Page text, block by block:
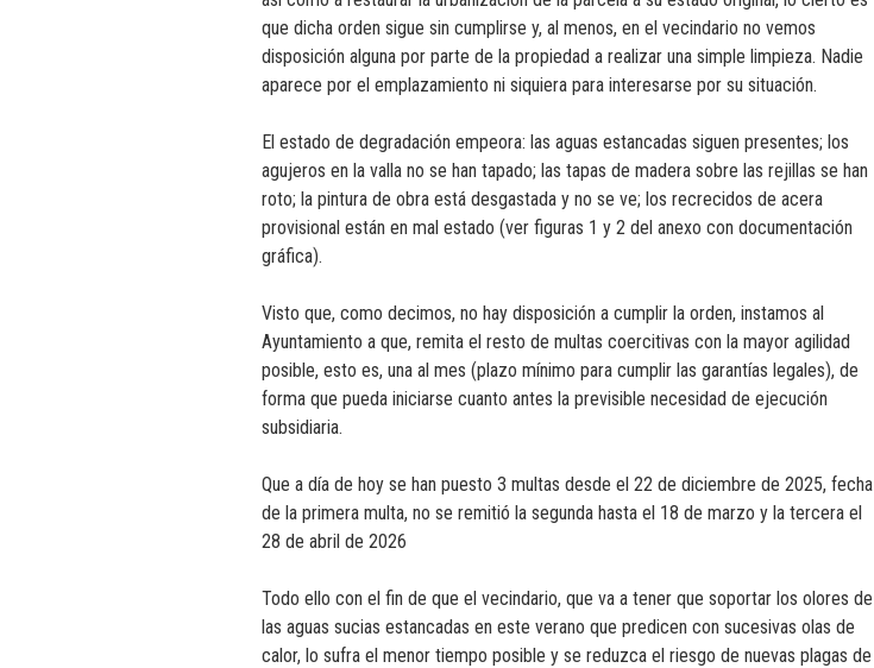
que dicha orden sigue sin cumplirse y, al menos, en el vecindario no vemos
disposición alguna por parte de la propiedad a realizar una simple limpieza. Nadie
aparece por el emplazamiento ni siquiera para interesarse por su situación.
El estado de degradación empeora: las aguas estancadas siguen presentes; los
agujeros en la valla no se han tapado; las tapas de madera sobre las rejillas se han
roto; la pintura de obra está desgastada y no se ve; los recrecidos de acera
provisional están en mal estado (ver figuras 1 y 2 del anexo con documentación
gráfica).
Visto que, como decimos, no hay disposición a cumplir la orden, instamos al
Ayuntamiento a que, remita el resto de multas coercitivas con la mayor agilidad
posible, esto es, una al mes (plazo mínimo para cumplir las garantías legales), de
forma que pueda iniciarse cuanto antes la previsible necesidad de ejecución
subsidiaria.
Que a día de hoy se han puesto 3 multas desde el 22 de diciembre de 2025, fecha
de la primera multa, no se remitió la segunda hasta el 18 de marzo y la tercera el
28 de abril de 2026
Todo ello con el fin de que el vecindario, que va a tener que soportar los olores de
las aguas sucias estancadas en este verano que predicen con sucesivas olas de
calor, lo sufra el menor tiempo posible y se reduzca el riesgo de nuevas plagas de